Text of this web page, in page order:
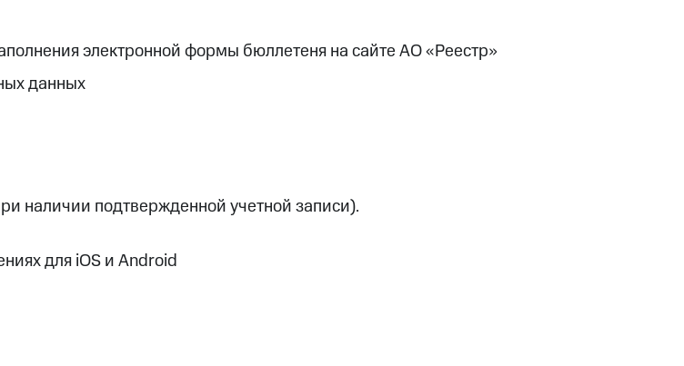
электронной формы бюллетеня на сайте АО «Реестр»
данных
наличии подтвержденной учетной записи).
для iOS и Android